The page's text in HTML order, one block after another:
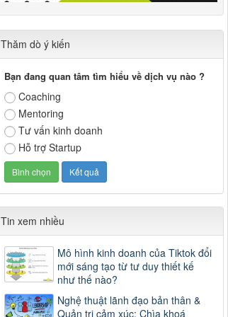
Thăm dò ý kiến
Bạn đang quan tâm tìm hiểu về dịch vụ nào ?
Coaching
Mentoring
Tư vấn kinh doanh
Hỗ trợ Startup
Tin xem nhiều
Mô hình kinh doanh của Tiktok đổi
mới sáng tạo từ tư duy thiết kế
như thế nào?
Nghệ thuật lãnh đạo bản thân &
Quản trị cảm xúc: Chìa khoá